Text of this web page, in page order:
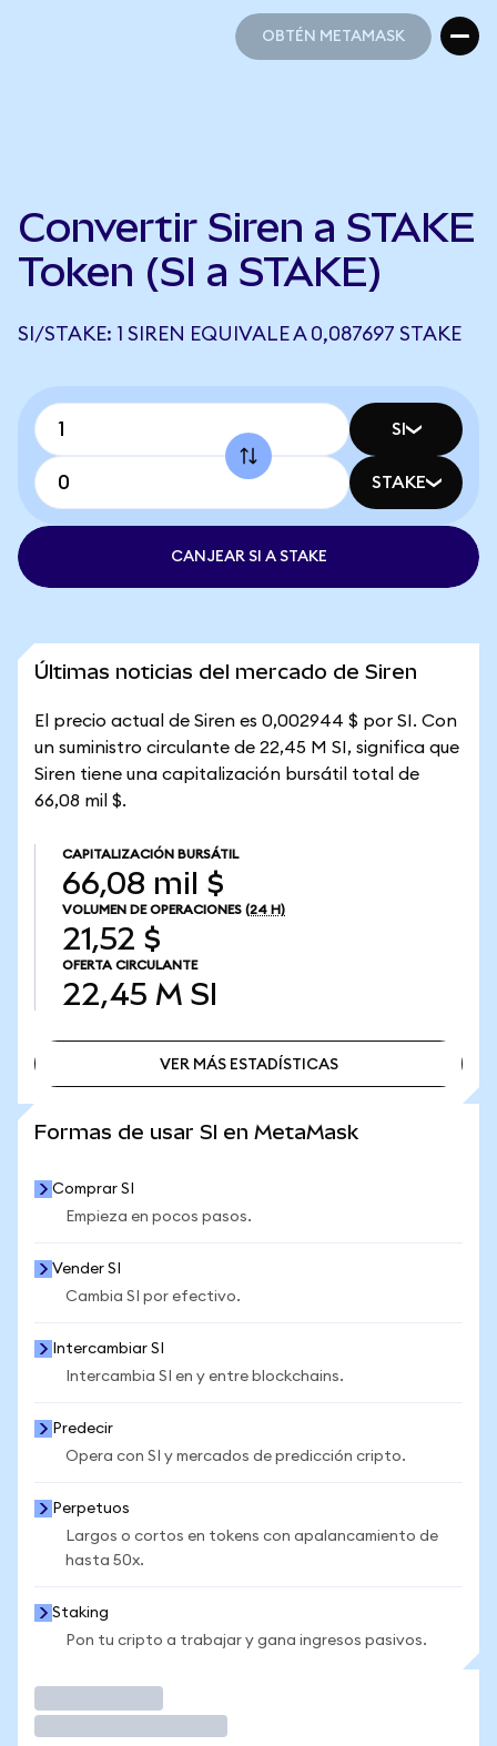
OBTÉN METAMASK
Convertir Siren a STAKE
Token (SI a STAKE)
SI/STAKE: 1 SIREN EQUIVALE A 0,087697 STAKE
SI
STAKE
CANJEAR SI A STAKE
Últimas noticias del mercado de Siren
El precio actual de Siren es 0,002944 $ por SI. Con
un suministro circulante de 22,45 M SI, significa que
Siren tiene una capitalización bursátil total de
66,08 mil $.
CAPITALIZACIÓN BURSÁTIL
66,08 mil $
VOLUMEN DE OPERACIONES (24 H)
21,52 $
OFERTA CIRCULANTE
22,45 M SI
VER MÁS ESTADÍSTICAS
Formas de usar SI en MetaMask
Comprar SI
Empieza en pocos pasos.
Vender SI
Cambia SI por efectivo.
Intercambiar SI
Intercambia SI en y entre blockchains.
Predecir
Opera con SI y mercados de predicción cripto.
Perpetuos
Largos o cortos en tokens con apalancamiento de
hasta 50x.
Staking
Pon tu cripto a trabajar y gana ingresos pasivos.